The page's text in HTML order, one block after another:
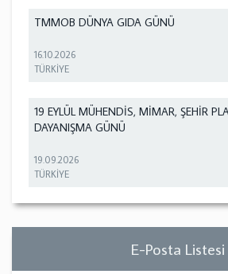
TMMOB DÜNYA GIDA GÜNÜ
16.10.2026
TÜRKİYE
19 EYLÜL MÜHENDİS, MİMAR, ŞEHİR
DAYANIŞMA GÜNÜ
19.09.2026
TÜRKİYE
E-Posta Listesi